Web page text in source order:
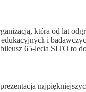
która od lat
i
65-lecia SITO to